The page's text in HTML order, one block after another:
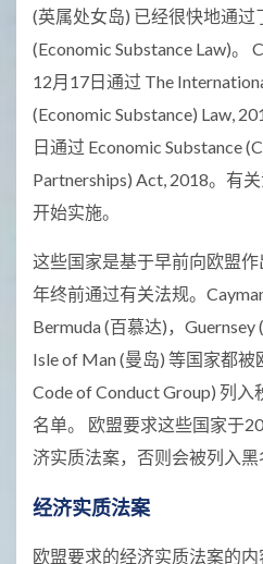
(英属处女岛) 已经很快地通过
(Economic Substance Law)。
12月17日通过 The
(Economic Substance) Law,
日通过 Economic Substance
Partnerships) Act, 2018。有
开始实施。
这些国家是基于早前向欧盟
年终前通过有关法规。
Bermuda (百慕达)，Guernsey
Isle of Man (曼岛) 等国家都
Code of Conduct Group) 列
名单。 欧盟要求这些国家于
济实质法案，否则会被列入黑
经济实质法案
欧盟要求的经济实质法案的